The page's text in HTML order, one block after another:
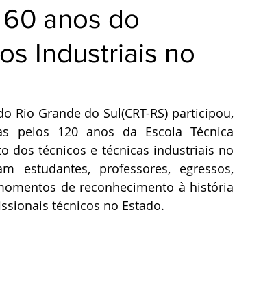
anos do
Industriais no
Rio Grande do Sul(CRT-RS) participou,
pelos 120 anos da Escola Técnica
dos técnicos e técnicas industriais no
estudantes, professores, egressos,
de reconhecimento à história
técnicos no Estado.